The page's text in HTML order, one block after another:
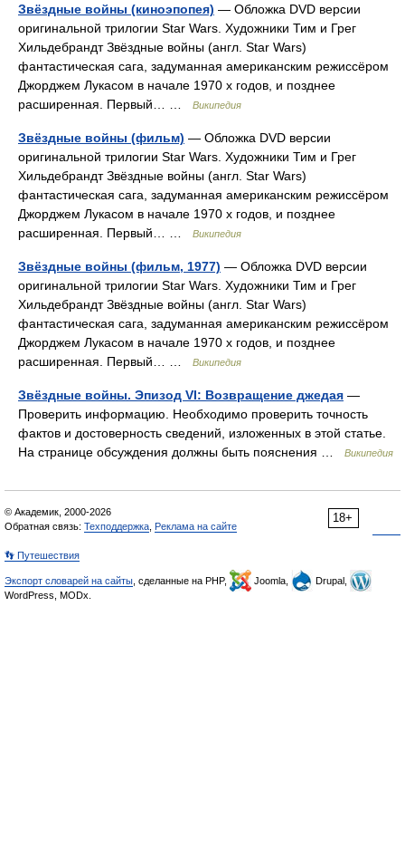
Звёздные войны (киноэпопея) — Обложка DVD версии
оригинальной трилогии Star Wars. Художники Тим и Грег
Хильдебрандт Звёздные войны (англ. Star Wars)
фантастическая сага, задуманная американским режиссёром
Джорджем Лукасом в начале 1970 х годов, и позднее
расширенная. Первый… …
Википедия
Звёздные войны (фильм) — Обложка DVD версии
оригинальной трилогии Star Wars. Художники Тим и Грег
Хильдебрандт Звёздные войны (англ. Star Wars)
фантастическая сага, задуманная американским режиссёром
Джорджем Лукасом в начале 1970 х годов, и позднее
расширенная. Первый… …
Википедия
Звёздные войны (фильм, 1977) — Обложка DVD версии
оригинальной трилогии Star Wars. Художники Тим и Грег
Хильдебрандт Звёздные войны (англ. Star Wars)
фантастическая сага, задуманная американским режиссёром
Джорджем Лукасом в начале 1970 х годов, и позднее
расширенная. Первый… …
Википедия
Звёздные войны. Эпизод VI: Возвращение джедая —
Проверить информацию. Необходимо проверить точность
фактов и достоверность сведений, изложенных в этой статье.
На странице обсуждения должны быть пояснения …
Википедия
18+
© Академик, 2000-2026
Обратная связь: Техподдержка Реклама на сайте
👣 Путешествия
Экспорт словарей на сайты , сделанные на PHP, Joomla,
Drupal,
WordPress, MODx.